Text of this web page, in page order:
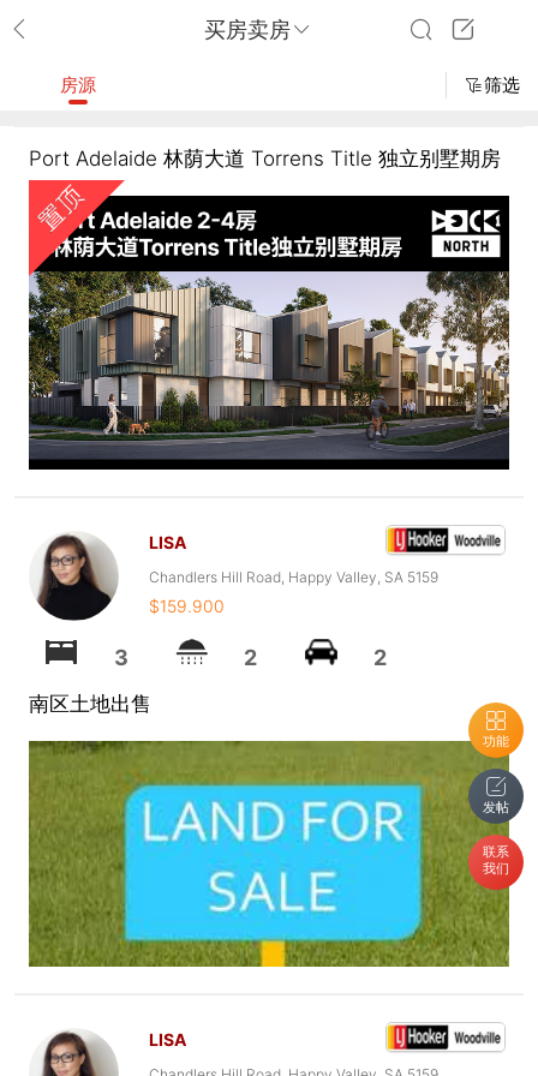
买房卖房
功能
发帖
联系
我们
房源 筛选
Port Adelaide 林荫大道 Torrens Title 独立别墅期房
LISA
Chandlers Hill Road, Happy Valley, SA 5159
$159.900
3 2 2
南区土地出售
LISA